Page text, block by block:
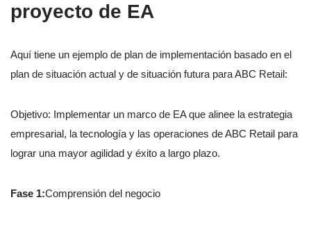
proyecto de EA
Aquí tiene un ejemplo de plan de implementación basado en el
plan de situación actual y de situación futura para ABC Retail:
Objetivo: Implementar un marco de EA que alinee la estrategia
empresarial, la tecnología y las operaciones de ABC Retail para
lograr una mayor agilidad y éxito a largo plazo.
Fase 1:Comprensión del negocio